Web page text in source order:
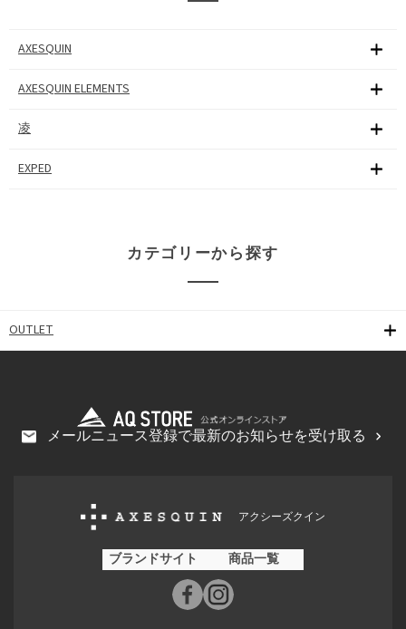
AXESQUIN
AXESQUIN ELEMENTS
凌
EXPED
カテゴリーから探す
OUTLET
メールニュース登録で最新のお知らせを受け取る
アクシーズクイン
ブランドサイト 商品一覧